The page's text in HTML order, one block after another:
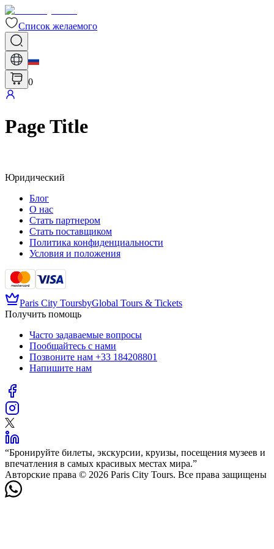
Список желаемого
0
Page Title
Юридический
Блог
О нас
Стать партнером
Стать поставщиком
Политика конфиденциальности
Условия и положения
Paris City ToursbyGlobal Tours & Tickets
Получить помощь
Часто задаваемые вопросы
Пообщайтесь с нами
Позвоните нам +33 184208801
Напишите нам
“Бронируйте билеты, экскурсии, круизы, посещения музеев и
впечатления в самых красивых местах мира.”
Авторские права © 2026 Paris City Tours. Все права защищены